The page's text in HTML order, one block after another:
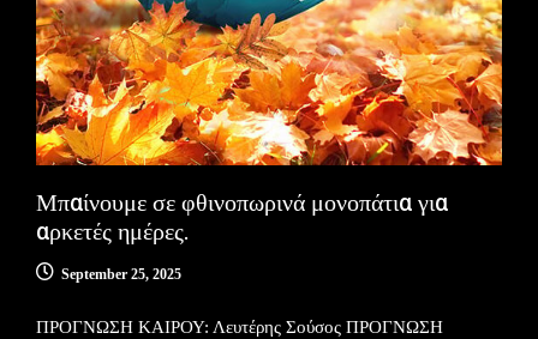
Μπαίνουμε σε φθινοπωρινά μονοπάτια για
αρκετές ημέρες.
September 25, 2025
ΠΡΟΓΝΩΣΗ ΚΑΙΡΟΥ: Λευτέρης Σούσος ΠΡΟΓΝΩΣΗ